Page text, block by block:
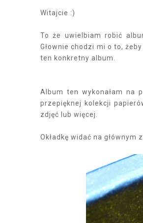
Witajcie :)
To że uwielbiam robić
Głownie chodzi mi o to,
ten konkretny album.
Album ten wykonałam na
przepięknej kolekcji
zdjęć lub więcej.
Okładkę widać na głównym